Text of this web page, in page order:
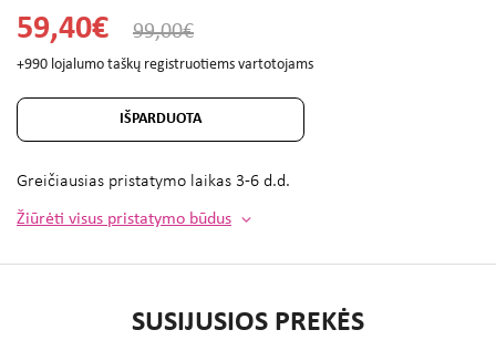
59,40€ 99,00€
+990 lojalumo taškų registruotiems vartotojams
IŠPARDUOTA
Greičiausias pristatymo laikas 3-6 d.d.
Žiūrėti visus pristatymo būdus
SUSIJUSIOS PREKĖS